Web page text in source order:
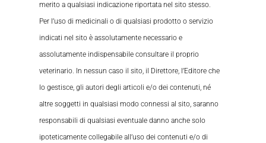
merito a qualsiasi indicazione riportata nel sito stesso.
Per l’uso di medicinali o di qualsiasi prodotto o servizio
indicati nel sito è assolutamente necessario e
assolutamente indispensabile consultare il proprio
veterinario. In nessun caso il sito, il Direttore, l’Editore che
lo gestisce, gli autori degli articoli e/o dei contenuti, né
altre soggetti in qualsiasi modo connessi al sito, saranno
responsabili di qualsiasi eventuale danno anche solo
ipoteticamente collegabile all’uso dei contenuti e/o di